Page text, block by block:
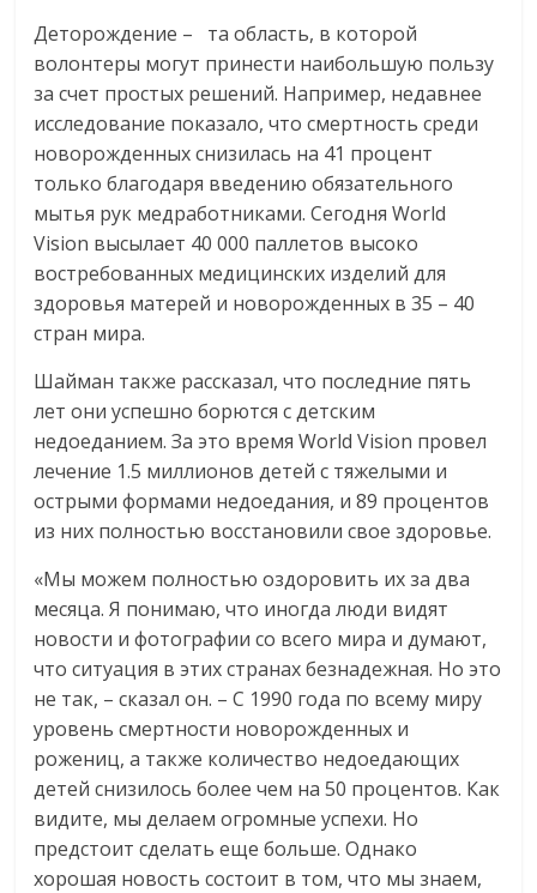
Деторождение – та область, в которой
волонтеры могут принести наибольшую пользу
за счет простых решений. Например, недавнее
исследование показало, что смертность среди
новорожденных снизилась на 41 процент
только благодаря введению обязательного
мытья рук медработниками. Сегодня World
Vision высылает 40 000 паллетов высоко
востребованных медицинских изделий для
здоровья матерей и новорожденных в 35 – 40
стран мира.
Шайман также рассказал, что последние пять
лет они успешно борются с детским
недоеданием. За это время World Vision провел
лечение 1.5 миллионов детей с тяжелыми и
острыми формами недоедания, и 89 процентов
из них полностью восстановили свое здоровье.
«Мы можем полностью оздоровить их за два
месяца. Я понимаю, что иногда люди видят
новости и фотографии со всего мира и думают,
что ситуация в этих странах безнадежная. Но это
не так, – сказал он. – С 1990 года по всему миру
уровень смертности новорожденных и
рожениц, а также количество недоедающих
детей снизилось более чем на 50 процентов. Как
видите, мы делаем огромные успехи. Но
предстоит сделать еще больше. Однако
хорошая новость состоит в том, что мы знаем,